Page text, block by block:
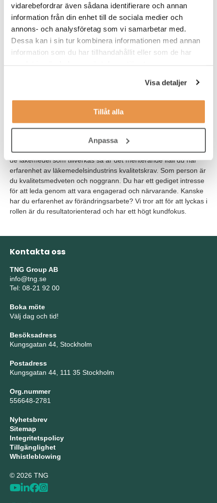
vidarebefordrar även sådana identifierare och annan
information från din enhet till de sociala medier och
annons- och analysföretag som vi samarbetar med.
Dessa kan i sin tur kombinera informationen med annan
information som du har tillhandahållit eller som de har
Visa detaljer
Tillåt alla
Anpassa
högkvalitativa humana proteiner utvunna ur blodplasma eller
med hjälp av rekombinant DNA-teknik. De utvecklar och
tillverkar läkemedel för patienter inom tre behandlingsområden:
hematologi, immunterapi och intensivvård.
För att lyckas i rollen tror vi att du har minst en
gymnasialutbildning med teknisk inriktning. Vi ser gärna att du
har flera års erfarenhet av arbetsledning. Meriterande om du
har erfarenhet av teknisk drift, drift av fastigheter och
har goda språk -och skrivkunskaper i svenska samt engelska.
Eftersom du arbetar med ren media som har direkt påverkan på
de läkemedel som tillverkas så är det meriterande ifall du har
erfarenhet av läkemedelsindustrins kvalitetskrav. Som person är
du kvalitetsmedveten och noggrann. Du har ett gediget intresse
för att leda genom att vara engagerad och närvarande. Kanske
har du erfarenhet av förändringsarbete? Vi tror att för att lyckas i
rollen är du resultatorienterad och har ett högt kundfokus.
Kontakta oss
TNG Group AB
info@tng.se
Tel: 08-21 92 00
Boka möte
Välj dag och tid!
Besöksadress
Kungsgatan 44, Stockholm
Postadress
Kungsgatan 44, 111 35 Stockholm
Org.nummer
556648-2781
Nyhetsbrev
Sitemap
Integritetspolicy
Tillgänglighet
Whistleblowing
© 2026 TNG